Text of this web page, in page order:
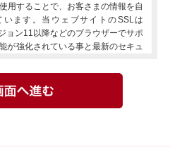
用することで、お客さまの情報を自
ます。当ウェブサイトのSSLは
ョン11以降などのブラウザーでサポ
が強化されている事と最新のセキュ
ウェブサイトでは、お客さまの個人
度な暗号化技術であるSSLを利用し
用環境によっては、セキュリティの